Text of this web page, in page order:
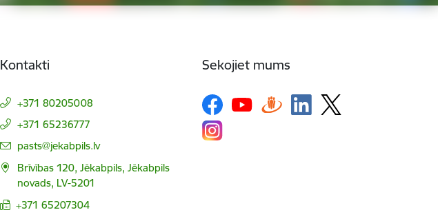
Kontakti
+371 80205008
+371 65236777
E-pasts:
pasts@jekabpils.lv
Brīvības 120, Jēkabpils, Jēkabpils
novads, LV-5201
+371 65207304
Sekojiet mums